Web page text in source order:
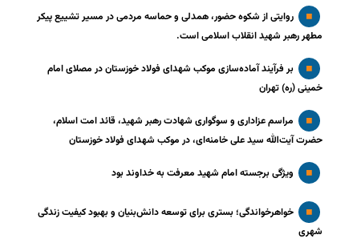
روایتی از شکوه حضور، همدلی و حماسه مردمی در مسیر تشییع پیکر
مطهر رهبر شهید انقلاب اسلامی است.
بر فرآیند آماده‌سازی موکب شهدای فولاد خوزستان در مصلای امام
خمینی (ره) تهران
مراسم عزاداری و سوگواری شهادت رهبر شهید، قائد امت اسلام،
حضرت آیت‌الله سید علی خامنه‌ای، در موکب شهدای فولاد خوزستان
ویژگی برجسته امام شهید معرفت به خداوند بود
خواهرخواندگی؛ بستری برای توسعه دانش‌بنیان و بهبود کیفیت زندگی
شهری